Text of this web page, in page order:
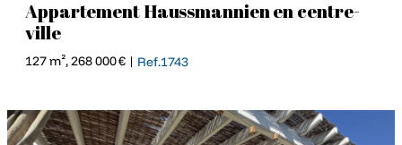
Appartement Haussmannien en centre-
ville
127 m², 268 000 € | Ref.1743